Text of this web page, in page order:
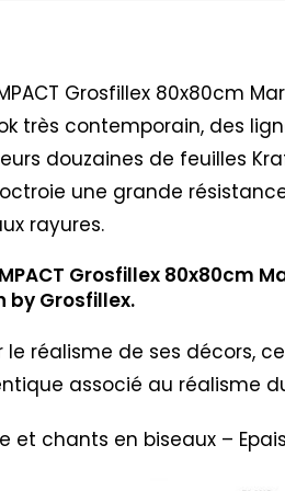
Grosfillex 80x80cm
très contemporain, des
douzaines de feuilles
une grande
rayures.
Grosfillex 80x80cm
by Grosfillex.
le réalisme de ses décors,
associé au réalisme
et chants en biseaux –